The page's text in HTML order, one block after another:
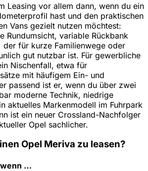
Leasing vor allem dann, wenn du ein
hast und den praktischen
Vans gezielt nutzen möchtest:
Rundumsicht, variable Rückbank
der für kurze Familienwege oder
gut nutzbar ist. Für gewerbliche
Nischenfall, etwa für
mit häufigem Ein- und
passend ist er, wenn du über zwei
moderne Technik, niedrige
aktuelles Markenmodell im Fuhrpark
ist ein neuer Crossland-Nachfolger
Opel sachlicher.
Opel Meriva zu leasen?
wenn …